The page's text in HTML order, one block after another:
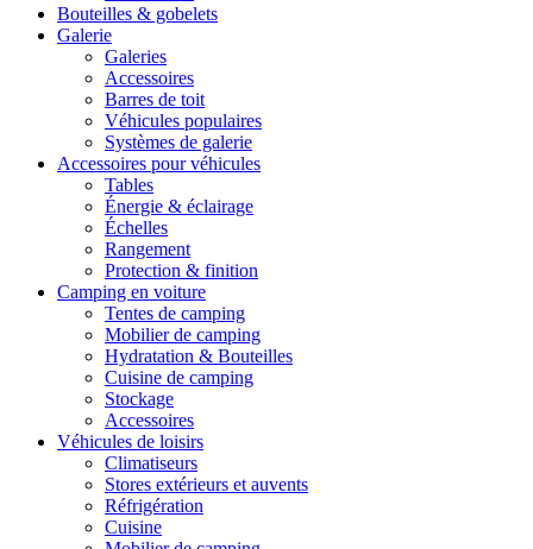
Bouteilles & gobelets
Galerie
Galeries
Accessoires
Barres de toit
Véhicules populaires
Systèmes de galerie
Accessoires pour véhicules
Tables
Énergie & éclairage
Échelles
Rangement
Protection & finition
Camping en voiture
Tentes de camping
Mobilier de camping
Hydratation & Bouteilles
Cuisine de camping
Stockage
Accessoires
Véhicules de loisirs
Climatiseurs
Stores extérieurs et auvents
Réfrigération
Cuisine